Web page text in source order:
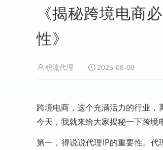
《揭秘跨境电商
性》
积流代理 2025-08-08
跨境电商，这个充满活力的行业，
今天，我就来给大家揭秘一下跨境
第一，得说说代理IP的重要性。